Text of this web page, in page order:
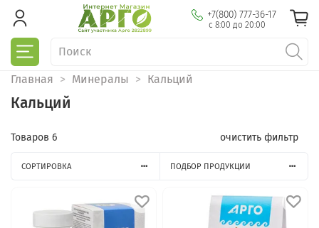
+7(800) 777-36-17
с 8:00 до 20:00
Главная Минералы Кальций
Кальций
Товаров 6 очистить фильтр
СОРТИРОВКА ПОДБОР ПРОДУКЦИИ